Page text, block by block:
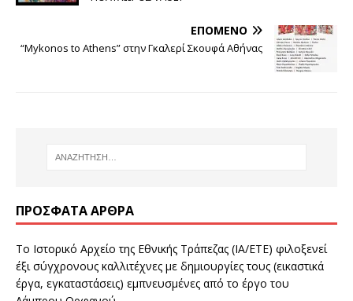
ΕΠΌΜΕΝΟ
“Mykonos to Athens” στην Γκαλερί Σκουφά Αθήνας
ΠΡΌΣΦΑΤΑ ΆΡΘΡΑ
Το Ιστορικό Αρχείο της Εθνικής Τράπεζας (ΙΑ/ΕΤΕ) φιλοξενεί
έξι σύγχρονους καλλιτέχνες με δημιουργίες τους (εικαστικά
έργα, εγκαταστάσεις) εμπνευσμένες από το έργο του